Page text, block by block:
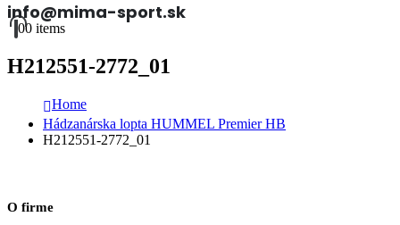
info@mima-sport.sk
00 items
H212551-2772_01
Home
Hádzanárska lopta HUMMEL Premier HB
H212551-2772_01
O firme